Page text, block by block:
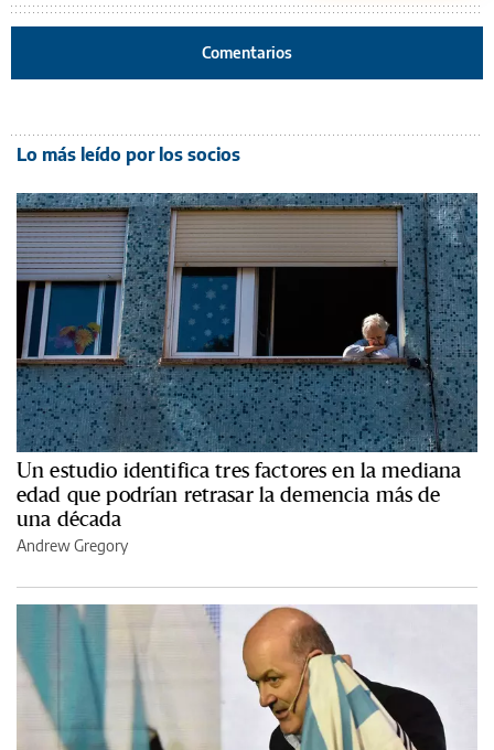
Comentarios
Lo más leído por los socios
Un estudio identifica tres factores en la mediana
edad que podrían retrasar la demencia más de
una década
Andrew Gregory